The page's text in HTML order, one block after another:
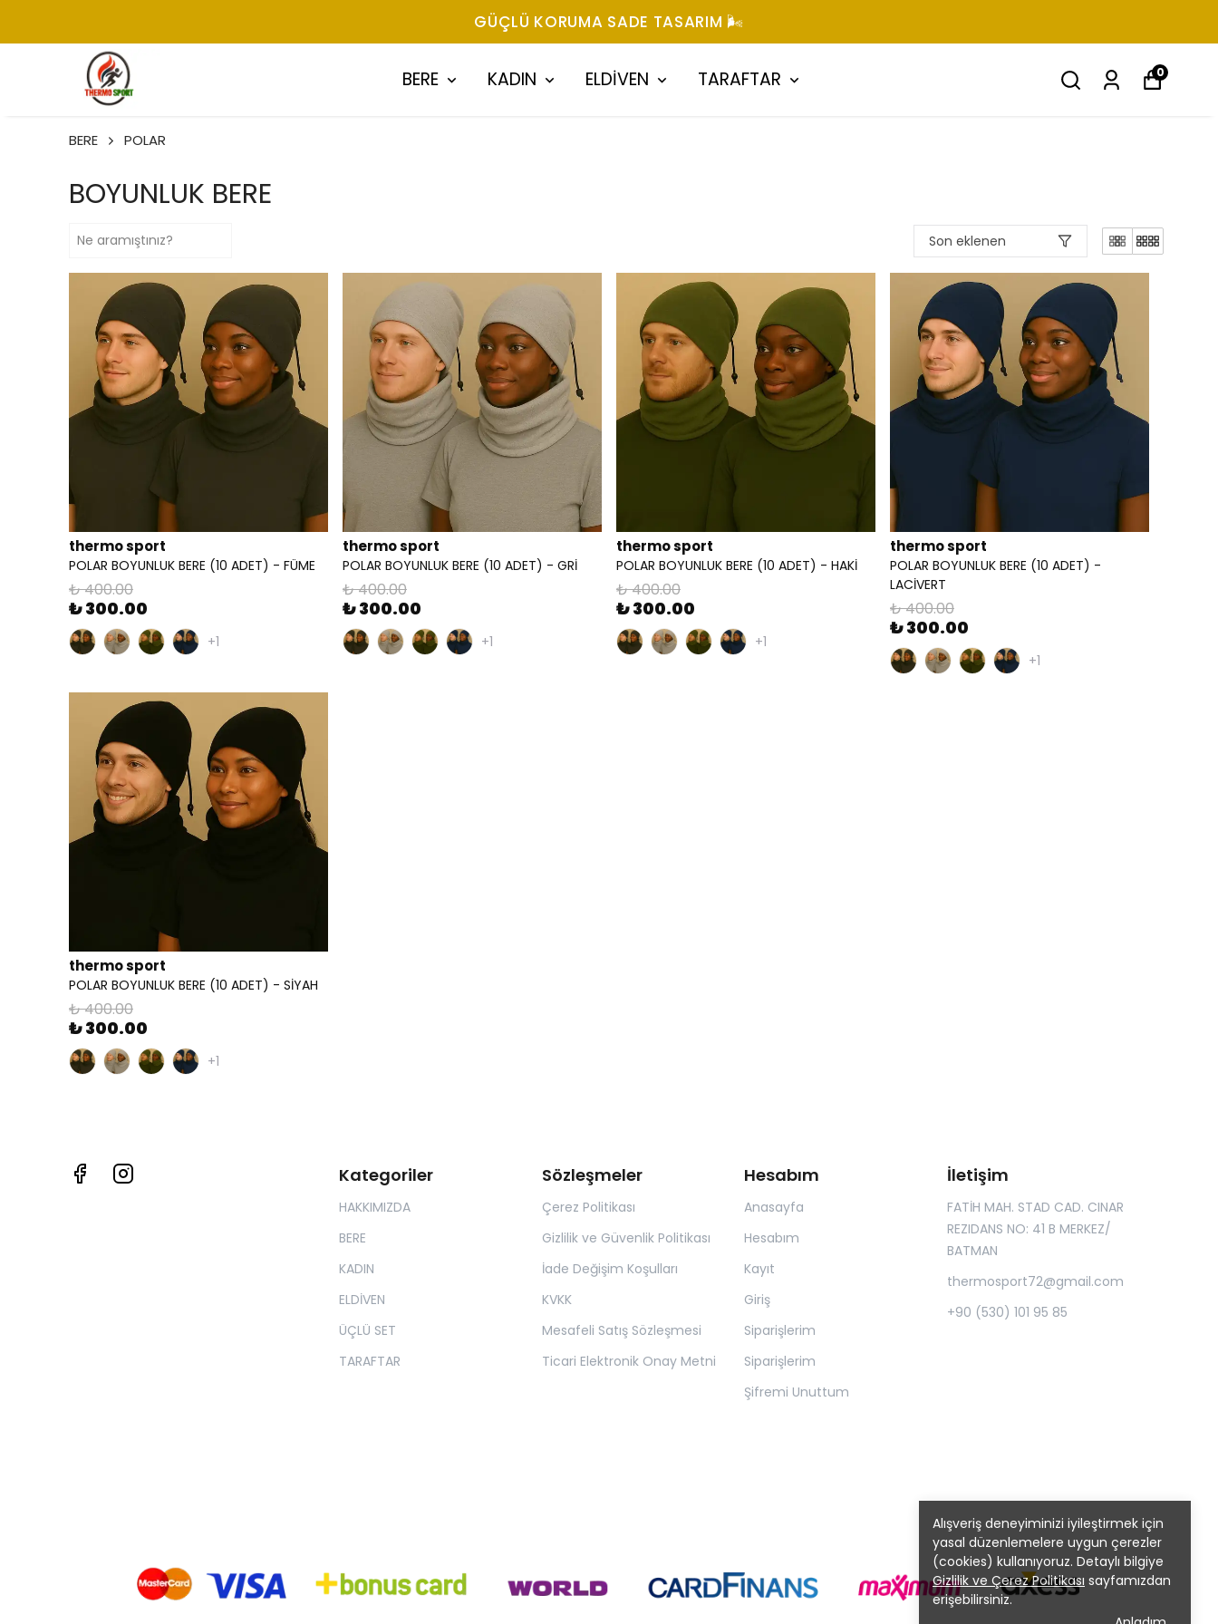
GÜÇLÜ KORUMA SADE TASARIM 🌬️
BERE KADIN ELDİVEN TARAFTAR 0
Alışveriş deneyiminizi iyileştirmek için
yasal düzenlemelere uygun çerezler
(cookies) kullanıyoruz. Detaylı bilgiye
Gizlilik ve Çerez Politikası sayfamızdan
erişebilirsiniz.
BERE POLAR
BOYUNLUK BERE
Son eklenen
thermo sport
POLAR BOYUNLUK BERE (10 ADET) - FÜME
₺ 400.00
₺ 300.00
+1
thermo sport
POLAR BOYUNLUK BERE (10 ADET) - GRİ
₺ 400.00
₺ 300.00
+1
thermo sport
POLAR BOYUNLUK BERE (10 ADET) - HAKİ
₺ 400.00
₺ 300.00
+1
thermo sport
POLAR BOYUNLUK BERE (10 ADET) -
LACİVERT
₺ 400.00
₺ 300.00
+1
thermo sport
POLAR BOYUNLUK BERE (10 ADET) - SİYAH
₺ 400.00
₺ 300.00
+1
Kategoriler
HAKKIMIZDA
BERE
KADIN
ELDİVEN
ÜÇLÜ SET
TARAFTAR
Sözleşmeler
Çerez Politikası
Gizlilik ve Güvenlik Politikası
İade Değişim Koşulları
KVKK
Mesafeli Satış Sözleşmesi
Ticari Elektronik Onay Metni
Hesabım
Anasayfa
Hesabım
Kayıt
Giriş
Siparişlerim
Siparişlerim
Şifremi Unuttum
İletişim
FATİH MAH. STAD CAD. CINAR
REZIDANS NO: 41 B MERKEZ/
BATMAN
thermosport72@gmail.com
+90 (530) 101 95 85